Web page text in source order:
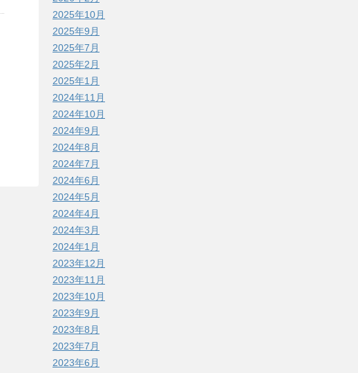
2025年10月
2025年9月
2025年7月
2025年2月
2025年1月
2024年11月
2024年10月
2024年9月
2024年8月
2024年7月
2024年6月
2024年5月
2024年4月
2024年3月
2024年1月
2023年12月
2023年11月
2023年10月
2023年9月
2023年8月
2023年7月
2023年6月